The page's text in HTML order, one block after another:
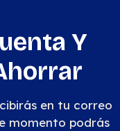
Y
en tu correo
momento podrás